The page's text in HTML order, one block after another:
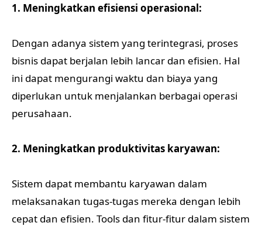
1. Meningkatkan efisiensi operasional:
Dengan adanya sistem yang terintegrasi, proses
bisnis dapat berjalan lebih lancar dan efisien. Hal
ini dapat mengurangi waktu dan biaya yang
diperlukan untuk menjalankan berbagai operasi
perusahaan.
2. Meningkatkan produktivitas karyawan:
Sistem dapat membantu karyawan dalam
melaksanakan tugas-tugas mereka dengan lebih
cepat dan efisien. Tools dan fitur-fitur dalam sistem